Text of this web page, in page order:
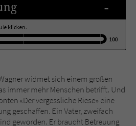
-
klicken.
100
widmet sich einem großen
immer mehr Menschen betrifft. Und
«Der vergessliche Riese» eine
geschaffen. Ein Vater, zweifach
geworden. Er braucht Betreuung
Couch Medien GmbH & Co. KG
für Kommentare einzelner Buchtitel